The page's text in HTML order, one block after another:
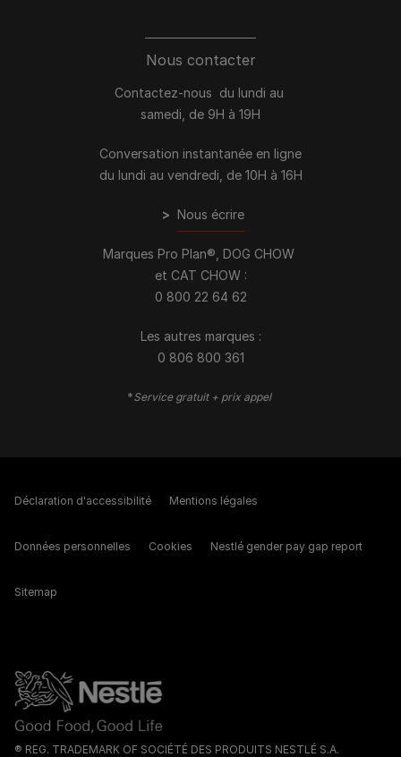
Nous contacter
Contactez-nous du lundi au
samedi, de 9H à 19H
Conversation instantanée en ligne
du lundi au vendredi, de 10H à 16H
> Nous écrire
Marques Pro Plan®, DOG CHOW
et CAT CHOW :
0 800 22 64 62
Les autres marques :​
0 806 800 361
*Service gratuit + prix appel
® REG. TRADEMARK OF SOCIÉTÉ DES PRODUITS NESTLÉ S.A.
Déclaration d'accessibilité Mentions légales
Données personnelles Cookies Nestlé gender pay gap report
Sitemap